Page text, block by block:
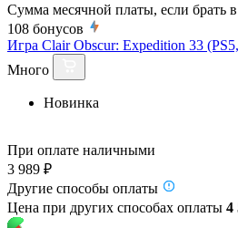
Сумма месячной платы, если брать
108 бонусов
Игра Clair Obscur: Expedition 33
Много
Новинка
При оплате наличными
3 989 ₽
Другие способы оплаты
Цена при других способах оплаты 4